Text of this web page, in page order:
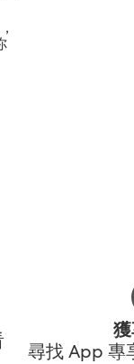
尋找 App 專